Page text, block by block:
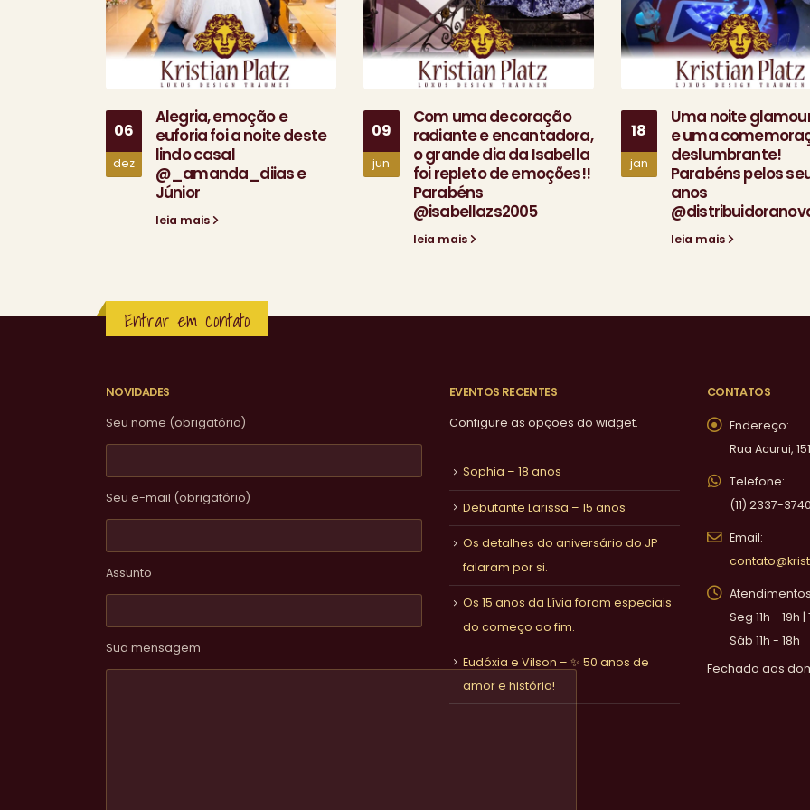
06
dez
Alegria, emoção e
euforia foi a noite deste
lindo casal
@_amanda_diias e
Júnior
leia mais
09
jun
Com uma decoração
radiante e encantadora,
o grande dia da Isabella
foi repleto de emoções!!
Parabéns
@isabellazs2005
leia mais
18
jan
Uma noite
e uma
deslumbrante!
Parabéns pelos
anos
leia mais
Entrar em contato
NOVIDADES
Seu nome (obrigatório)
Seu e-mail (obrigatório)
Assunto
Sua mensagem
EVENTOS RECENTES
Configure as opções do widget.
Sophia – 18 anos
Debutante Larissa – 15 anos
Os detalhes do aniversário do JP
falaram por si.
Os 15 anos da Lívia foram especiais
do começo ao fim.
Eudóxia e Vilson – ✨ 50 anos de
amor e história!
CONTATOS
Endereço:
Rua Acurui,
Telefone:
(11) 2337-3740
Email:
Seg 11h - 19h
Sáb 11h - 18h
Fechado aos